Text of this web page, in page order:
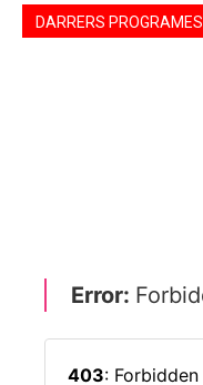
DARRERS PROGRAMES